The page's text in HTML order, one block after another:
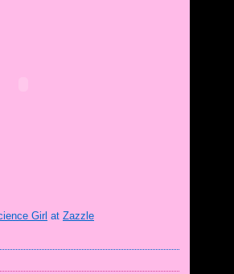
Girl at Zazzle